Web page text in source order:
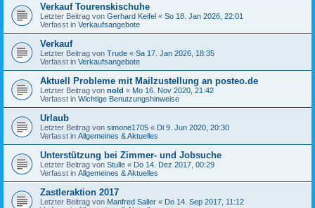
Verkauf Tourenskischuhe
Letzter Beitrag von Gerhard Keifel « So 18. Jan 2026, 22:01
Verfasst in Verkaufsangebote
Verkauf
Letzter Beitrag von Trude « Sa 17. Jan 2026, 18:35
Verfasst in Verkaufsangebote
Aktuell Probleme mit Mailzustellung an posteo.de
Letzter Beitrag von nold « Mo 16. Nov 2020, 21:42
Verfasst in Wichtige Benutzungshinweise
Urlaub
Letzter Beitrag von simone1705 « Di 9. Jun 2020, 20:30
Verfasst in Allgemeines & Aktuelles
Unterstützung bei Zimmer- und Jobsuche
Letzter Beitrag von Stulle « Do 14. Dez 2017, 00:29
Verfasst in Allgemeines & Aktuelles
Zastleraktion 2017
Letzter Beitrag von Manfred Sailer « Do 14. Sep 2017, 11:12